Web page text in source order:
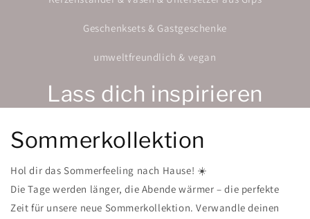
Geschenksets & Gastgeschenke
umweltfreundlich & vegan
Lass dich inspirieren
Sommerkollektion
Hol dir das Sommerfeeling nach Hause! ☀️
Die Tage werden länger, die Abende wärmer – die perfekte
Zeit für unsere neue Sommerkollektion. Verwandle deinen